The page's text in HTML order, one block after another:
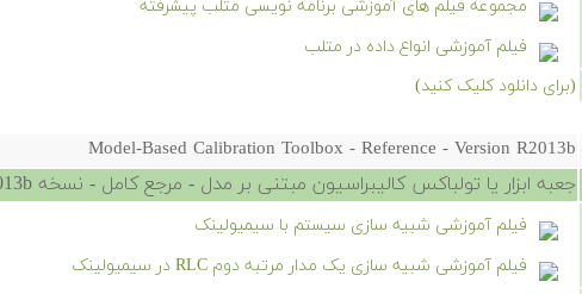
مجموعه فیلم های آموزشی برنامه نویسی متلب پیشرفته
فیلم آموزشی انواع داده در متلب
(برای دانلود کلیک کنید)
Model-Based Calibration Toolbox - Reference - Version R2013b
جعبه ابزار یا تولباکس کالیبراسیون مبتنی بر مدل - مرجع کامل - نسخه R2013b
فیلم آموزشی شبیه سازی سیستم با سیمیولینک
فیلم آموزشی شبیه سازی یک مدار مرتبه دوم RLC در سیمیولینک